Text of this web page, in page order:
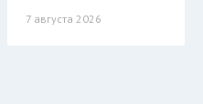
7 августа 2026